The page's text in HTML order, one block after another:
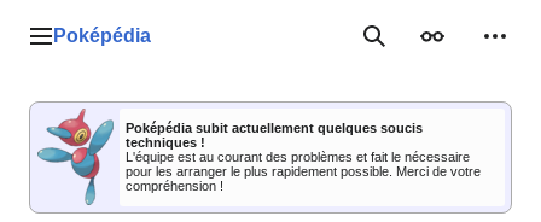
Menu principal
Poképédia RechercherApparence
Poképédia subit actuellement quelques soucis
techniques !
L'équipe est au courant des problèmes et fait le nécessaire
pour les arranger le plus rapidement possible. Merci de votre
compréhension !